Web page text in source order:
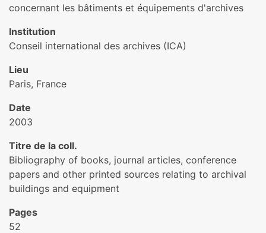
concernant les bâtiments et équipements d'archives
Institution
Conseil international des archives (ICA)
Lieu
Paris, France
Date
2003
Titre de la coll.
Bibliography of books, journal articles, conference
papers and other printed sources relating to archival
buildings and equipment
Pages
52